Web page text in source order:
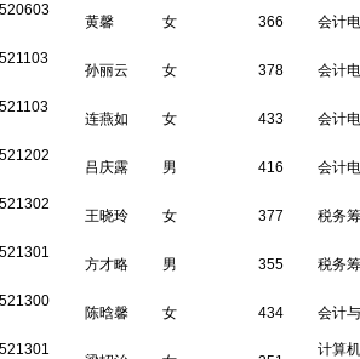
520603
黄馨 女 366 会计
521103
孙丽云 女 378 会计
521103
连燕如 女 433 会计
521202
吕庆露 男 416 会计
521302
王晓玲 女 377 税务
521301
方才略 男 355 税务
521300
陈晗馨 女 434 会计
521301
计算